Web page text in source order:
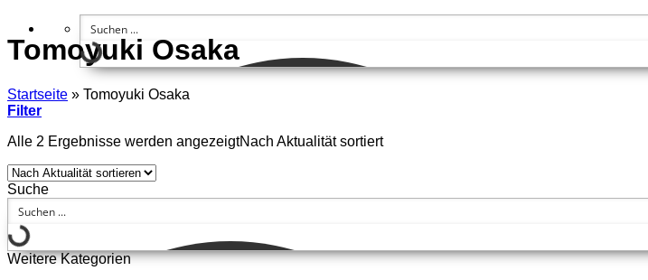
Tomoyuki Osaka
Startseite » Tomoyuki Osaka
Filter
Alle 2 Ergebnisse werden angezeigtNach Aktualität sortiert
Suche
Weitere Kategorien